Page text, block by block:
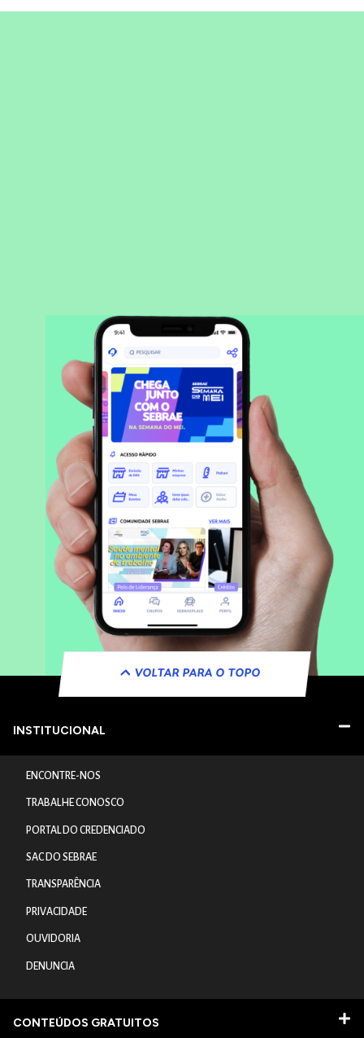
VOLTAR PARA O TOPO
INSTITUCIONAL
ENCONTRE-NOS
TRABALHE CONOSCO
PORTAL DO CREDENCIADO
SAC DO SEBRAE
TRANSPARÊNCIA
PRIVACIDADE
OUVIDORIA
DENUNCIA
CONTEÚDOS GRATUITOS